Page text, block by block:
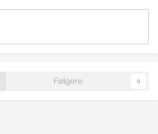
Følgere 0